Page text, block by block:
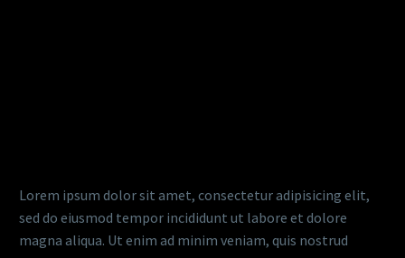
Lorem ipsum dolor sit amet, consectetur adipisicing elit,
sed do eiusmod tempor incididunt ut labore et dolore
magna aliqua. Ut enim ad minim veniam, quis nostrud